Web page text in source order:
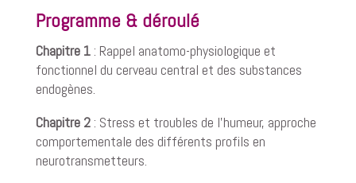
Programme & déroulé
Chapitre 1: Rappel anatomo-physiologique et
fonctionnel du cerveau central et des substances
endogènes.
Chapitre 2: Stress et troubles de l’humeur, approche
comportementale des différents profils en
neurotransmetteurs.